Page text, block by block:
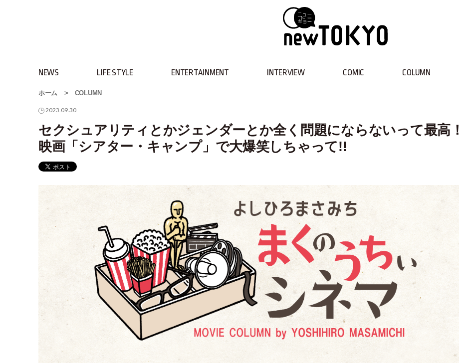
NEWS LIFE STYLE ENTERTAINMENT INTERVIEW COMIC COLUMN
ホーム > COLUMN
2023.09.30
セクシュアリティとかジェンダーとか全く問題にならないって最高！
映画「シアター・キャンプ」で大爆笑しちゃって!!